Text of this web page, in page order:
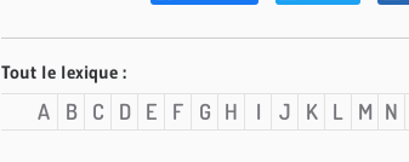
Tout le lexique :
A B C D E F G H I J K L M N